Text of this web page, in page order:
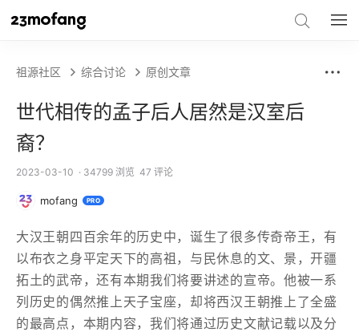
祖源社区 综合讨论 原创文章
世代相传的孟子后人居然是汉室后
裔？
2023-03-10 · 34799 浏览 47 评论
mofang PRO
大汉王朝四百余年的历史中，诞生了很多传奇帝王，有
以布衣之身平定天下的高祖，与民休息的文、景，开疆
拓土的武帝，还有本期我们将要讲述的宣帝。他被一系
列历史的偶然推上天子宝座，却将西汉王朝推上了全盛
的最高点，本期内容，我们将通过历史文献记载以及分